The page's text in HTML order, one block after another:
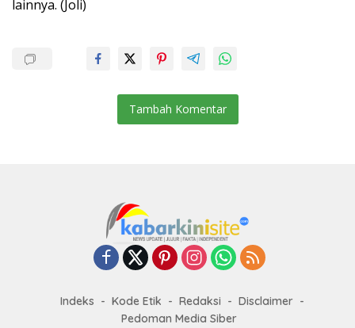
lainnya. (Joli)
Tambah Komentar
Indeks Kode Etik Redaksi
Disclaimer
Pedoman Media Siber